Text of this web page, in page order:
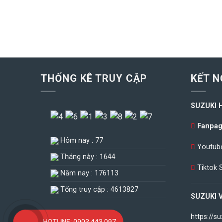
THỐNG KÊ TRUY CẬP
Hôm nay : 77
Tháng này : 1644
Năm nay : 176113
Tổng truy cập : 4613827
KẾT
SUZUKI
Tiktok
SUZUKI
https://